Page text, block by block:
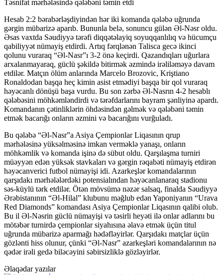
Hesab 2:2 bərabərləşdiyindən hər iki komanda qələbə uğrunda
gərgin mübarizə aparıb. Bununla belə, sonuncu gülən Əl-Nəsr oldu.
Əsas vaxtda Səudiyyə tərəfi diqqətəlayiq soyuqqanlılıq və hücumçu
qabiliyyət nümayiş etdirdi. Artıq fərqlənən Talisca gecə ikinci
qolunu vuraraq “Əl-Nasr”ı 3-2 önə keçirdi. Qazandıqları uğurlara
arxalanmayaraq, güclü şəkildə bitirmək əzmində irəliləməyə davam
etdilər. Matçın ölüm anlarında Marcelo Brozovic, Kriştiano
Ronaldodan başqa heç kimin asist etmədiyi başqa bir qol vuraraq
həyəcanlı dönüşü başa vurdu. Bu son zərbə Əl-Nasrın 4-2 hesablı
qələbəsini möhkəmləndirdi və tərəfdarlarını bayram şənliyinə apardı.
Komandanın çətinliklərin öhdəsindən gəlmək və qələbəni təmin
etmək bacarığı onların əzmini və bacarığını vurğuladı.
Bu qələbə “Əl-Nasr”a Asiya Çempionlar Liqasının qrup
mərhələsinə yüksəlməsinə imkan verməklə yanaşı, onların
möhkəmlik və komanda işinə də sübut oldu. Qarşılaşma turniri
müəyyən edən yüksək stavkaları və gərgin rəqabəti nümayiş etdirən
həyəcanverici futbol nümayişi idi. Azarkeşlər komandalarının
qarşıdakı mərhələlərdəki potensialından həyəcanlanaraq stadionu
səs-küylü tərk etdilər. Ötən mövsümə nəzər salsaq, finalda Səudiyyə
Ərəbistanının “Əl-Hilal” klubunu məğlub edən Yaponiyanın “Urava
Red Diamonds” komandası Asiya Çempionlar Liqasının qalibi olub.
Bu il Əl-Nəsrin güclü nümayişi və təsirli heyəti ilə onlar adlarını bu
mötəbər turnirdə çempionlar siyahısına əlavə etmək üçün titul
uğrunda mübarizə aparmağı hədəfləyirlər. Qarşıdakı matçlar üçün
gözlənti hiss olunur, çünki “Əl-Nasr” azarkeşləri komandalarının nə
qədər irəli gedə biləcəyini səbirsizliklə gözləyirlər.
Əlaqədar yazılar